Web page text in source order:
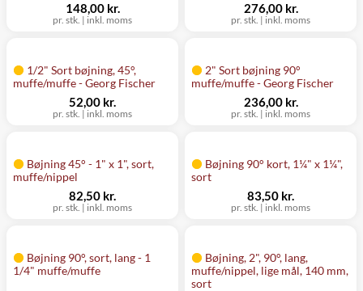
pr. stk. | inkl. moms
148,00 kr.
pr. stk. | inkl. moms
276,00 kr.
1/2" Sort bøjning, 45°,
muffe/muffe - Georg Fischer
pr. stk. | inkl. moms
52,00 kr.
2" Sort bøjning 90°
muffe/muffe - Georg Fischer
pr. stk. | inkl. moms
236,00 kr.
Bøjning 45° - 1" x 1", sort,
muffe/nippel
pr. stk. | inkl. moms
82,50 kr.
Bøjning 90° kort, 1¼" x 1¼",
sort
pr. stk. | inkl. moms
83,50 kr.
Bøjning 90°, sort, lang - 1
1/4" muffe/muffe
Bøjning, 2", 90°, lang,
muffe/nippel, lige mål, 140 mm,
sort